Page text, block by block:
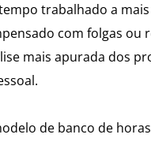
trabalhado a
com folgas ou
mais apurada dos
de banco de